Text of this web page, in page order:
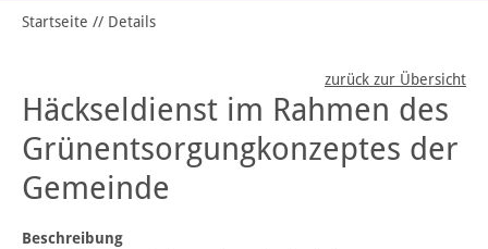
Startseite Details
zurück zur Übersicht
Häckseldienst im Rahmen des
Grünentsorgungkonzeptes der
Gemeinde
Beschreibung